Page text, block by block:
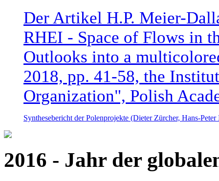
Der Artikel H.P. Meier-
RHEI - Space of Flows in
Outlooks into a
2018, pp. 41-58, the
Organization", Polish
Synthesebericht der Polenprojekte (Dieter Zürcher, Hans-
2016 - Jahr der